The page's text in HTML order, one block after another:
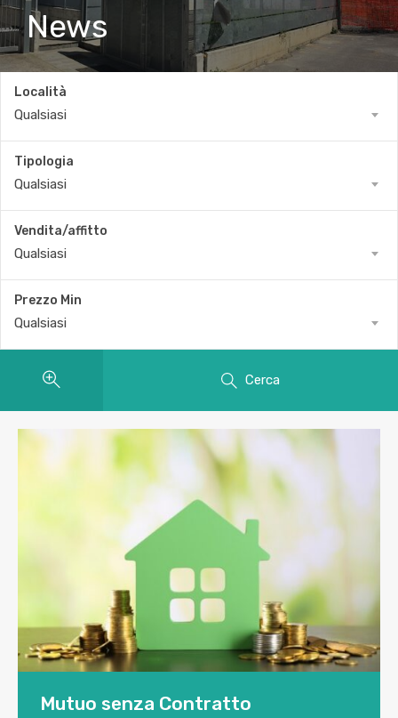
News
Località
Qualsiasi
Tipologia
Qualsiasi
Vendita/affitto
Qualsiasi
Prezzo Min
Qualsiasi
Cerca
Mutuo senza Contratto